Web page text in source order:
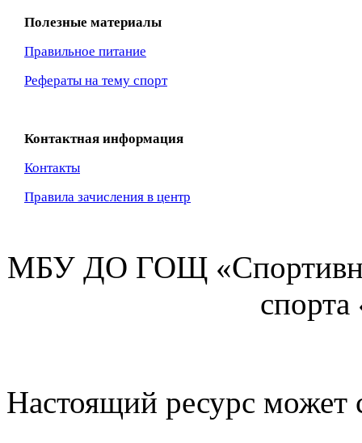
Полезные материалы
Правильное питание
Рефераты на тему спорт
Контактная информация
Контакты
Правила зачисления в центр
МБУ ДО ГОЩ
Настоящий ресурс может